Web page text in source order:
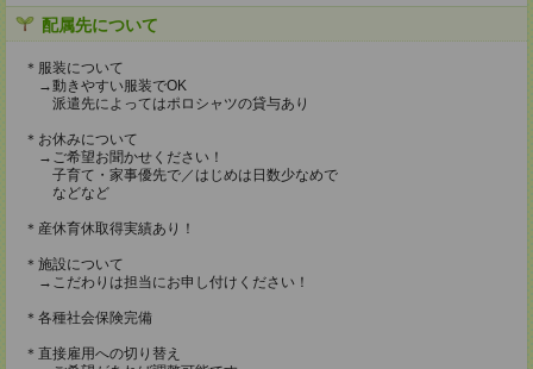
配属先について
＊服装について
→動きやすい服装でOK
派遣先によってはポロシャツの貸与あり
＊お休みについて
→ご希望お聞かせください！
子育て・家事優先で／はじめは日数少なめで
などなど
＊産休育休取得実績あり！
＊施設について
→こだわりは担当にお申し付けください！
＊各種社会保険完備
＊直接雇用への切り替え